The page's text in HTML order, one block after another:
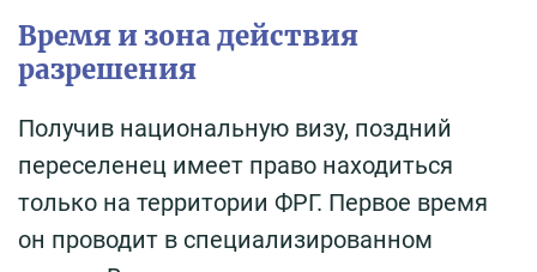
Время и зона действия
разрешения
Получив национальную визу, поздний
переселенец имеет право находиться
только на территории ФРГ. Первое время
он проводит в специализированном